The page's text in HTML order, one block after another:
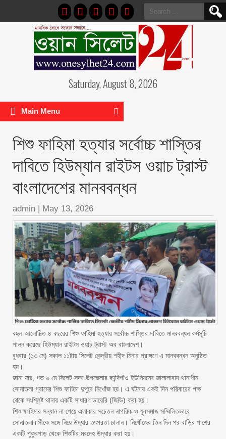
Search
for:
Saturday, August 8, 2026
Main Menu
শিশু ফাহিমা হত্যার সর্বোচ্চ শাস্তির
দাবিতে হিউম্যান রাইটস ওয়াচ ট্রাস্ট
বাংলাদেশের মানববন্ধন
admin | May 13, 2026
বহুল আলোচিত ৪ বছরের শিশু ফাহিমা হত্যার সর্বোচ্চ শাস্তির দাবিতে মানববন্ধন কর্মসূচি
পালন করেছে হিউম্যান রাইটস ওয়াচ ট্রাস্ট অব বাংলাদেশ।
‎বুধবার (১৩ মে) সকাল ১১টায় সিলেট কেন্দ্রীয় শহীদ মিনার প্রাঙ্গণে এ মানববন্ধন অনুষ্ঠিত
হয়।
‎জানা যায়, গত ৬ মে সিলেট সদর উপজেলার কান্দিগাঁও ইউনিয়নের জালালাবাদ থানাধীন
সোনাতলা গ্রামের শিশু ফাহিমা দুপুরে নিখোঁজ হয়। এ ঘটনায় একই দিন পরিবারের পক্ষ
থেকে সংশ্লিষ্ট থানায় একটি সাধারণ ডায়েরি (জিডি) করা হয়।
‎শিশু ফাহিমার সন্ধান না পেয়ে এলাকার সচেতন নাগরিক ও যুবসমাজ সম্মিলিতভাবে
সোনাতলাবাসীকে সঙ্গে নিয়ে উদ্ধার তৎপরতা চালান। নিখোঁজের তিন দিন পর বাড়ির পাশের
একটি পুকুরপাড় থেকে শিশুটির মরদেহ উদ্ধার করা হয়।